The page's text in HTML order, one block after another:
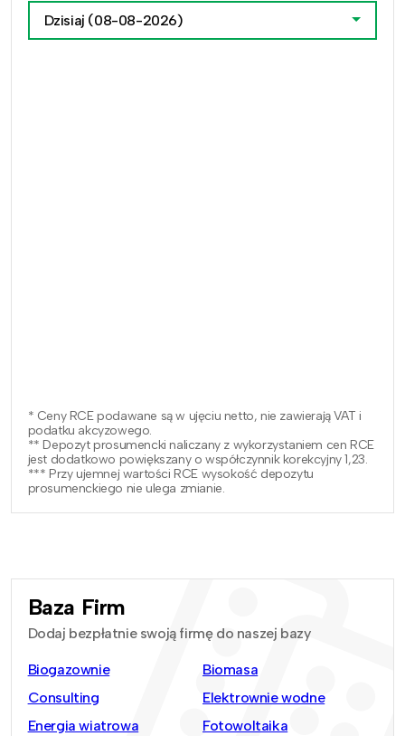
Dzisiaj (08-08-2026)
* Ceny RCE podawane są w ujęciu netto, nie zawierają VAT i
podatku akcyzowego.
** Depozyt prosumencki naliczany z wykorzystaniem cen RCE
jest dodatkowo powiększany o współczynnik korekcyjny 1,23.
*** Przy ujemnej wartości RCE wysokość depozytu
prosumenckiego nie ulega zmianie.
Baza Firm
Dodaj bezpłatnie swoją firmę do naszej bazy
Biogazownie
Biomasa
Consulting
Elektrownie wodne
Energia wiatrowa
Fotowoltaika